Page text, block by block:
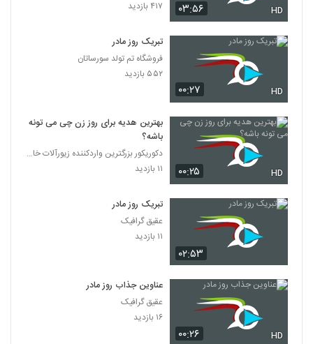
۰۳:۵۶ HD
۴۱۷ بازدید
۰۰:۲۷ HD
تبریک روز مادر
فروشگاه تم تولد سورساتان
۵۵۲ بازدید
۰۰:۲۵ HD
بهترین هدیه برای روز زن چی می تونه
باشه؟
دکوریکور بزرگترین واردکننده زیورآلات خاص
۱۱ بازدید
۰۲:۵۳
تبریک روز مادر
عقیق گرافیک
۱۱ بازدید
۰۰:۲۶ HD
عناوین جذاب روز مادر
عقیق گرافیک
۱۶ بازدید